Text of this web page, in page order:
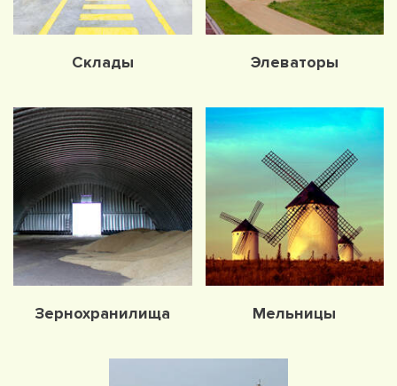
Склады Элеваторы
Зернохранилища Мельницы